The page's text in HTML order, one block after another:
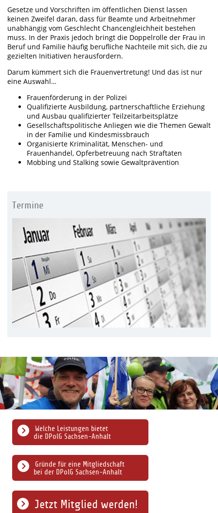
Gesetze und Vorschriften im öffentlichen Dienst lassen
keinen Zweifel daran, dass für Beamte und Arbeitnehmer
unabhängig vom Geschlecht Chancengleichheit bestehen
muss. In der Praxis jedoch bringt die Doppelrolle der Frau in
Beruf und Familie häufig berufliche Nachteile mit sich, die zu
gezielten Initiativen herausfordern.
Darum kümmert sich die Frauenvertretung! Und das ist nur
eine Auswahl…
Frauenförderung in der Polizei
Qualifizierte Ausbildung, partnerschaftliche Erziehung
und Ausbau qualifizierter Teilzeitarbeitsplätze
Gesellschaftspolitische Anliegen wie die Themen Gewalt
in der Familie und Kindesmissbrauch
Organisierte Kriminalität, Menschen- und
Frauenhandel, Opferbetreuung nach Straftaten
Mobbing und Stalking sowie Gewaltprävention
Termine
Gründe für eine Mitgliedschaft
bei der DPolG Sachsen-Anhalt
Welche Leistungen bietet
die DPolG Sachsen-Anhalt
Jetzt Mitglied werden!